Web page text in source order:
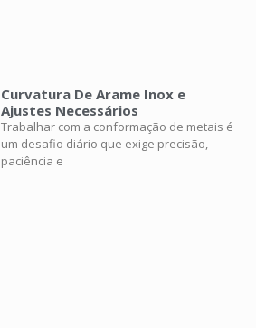
Curvatura De Arame Inox e
Ajustes Necessários
Trabalhar com a conformação de metais é
um desafio diário que exige precisão,
paciência e